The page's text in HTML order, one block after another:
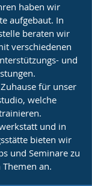
haben wir
aufgebaut. In
beraten wir
verschiedenen
und
für unser
welche
und in
bieten wir
und Seminare zu
an.